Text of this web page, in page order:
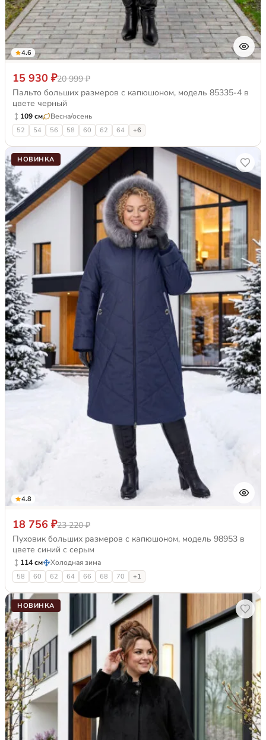
4.6
15 930 ₽20 999 ₽
Пальто больших размеров с капюшоном, модель 85335-4 в
цвете черный
109 см Весна/осень
52 54 56 58 60 62 64 +6
НОВИНКА
4.8
18 756 ₽23 220 ₽
Пуховик больших размеров с капюшоном, модель 98953 в
цвете синий с серым
114 см Холодная зима
58 60 62 64 66 68 70 +1
НОВИНКА